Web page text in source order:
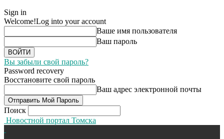
Sign in
Welcome!Log into your account
Ваше имя пользователя
Ваш пароль
Вы забыли свой пароль?
Password recovery
Восстановите свой пароль
Ваш адрес электронной почты
Поиск
Новостной портал Томска